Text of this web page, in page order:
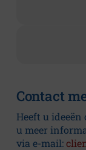
Contact
Heeft u
u meer
via e-mail: